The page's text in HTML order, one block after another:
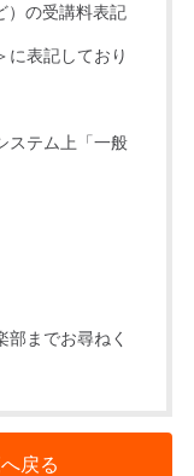
）の受講料表記
に表記しており
ステム上「一般
部までお尋ねく
戻る